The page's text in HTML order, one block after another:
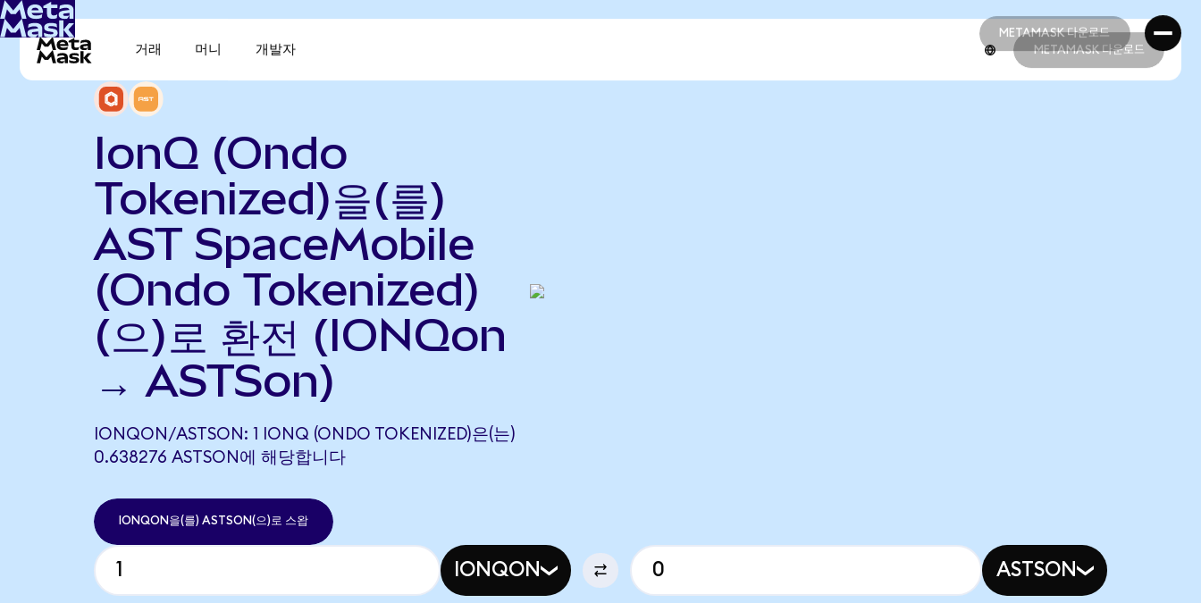
METAMASK 다운로드
METAMASK 다운로드
거래 머니 개발자 METAMASK 다운로드
IonQ (Ondo
Tokenized)을(를)
AST SpaceMobile
(Ondo Tokenized)
(으)로 환전 (IONQon
→ ASTSon)
IONQON/ASTSON: 1 IONQ (ONDO TOKENIZED)은(는)
0.638276 ASTSON에 해당합니다
IONQON을(를) ASTSON(으)로 스왑
IONQON ASTSON